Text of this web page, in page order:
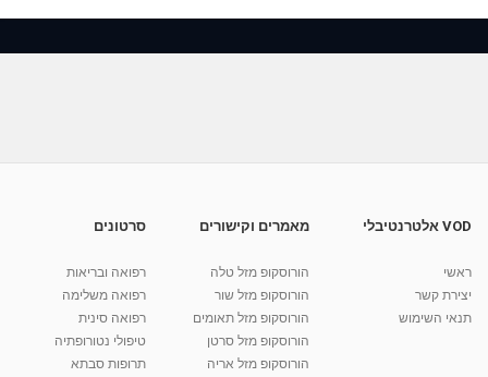
Appendicitis Symptoms, Examination,
03:46
Endocarditis Health Byte דלקת פנים הלב
10:17
קרין גורן - העוגה המתגלצ’ת ללא קמח
38.5k צפיות
VOD אלטרנטיבלי
ראשי
יצירת קשר
תנאי השימוש
מאמרים וקישורים
הורוסקופ מזל טלה
הורוסקופ מזל שור
הורוסקופ מזל תאומים
הורוסקופ מזל סרטן
הורוסקופ מזל אריה
סרטונים
רפואה ובריאות
רפואה משלימה
רפואה סינית
טיפולי נטורופתיה
תרופות סבתא